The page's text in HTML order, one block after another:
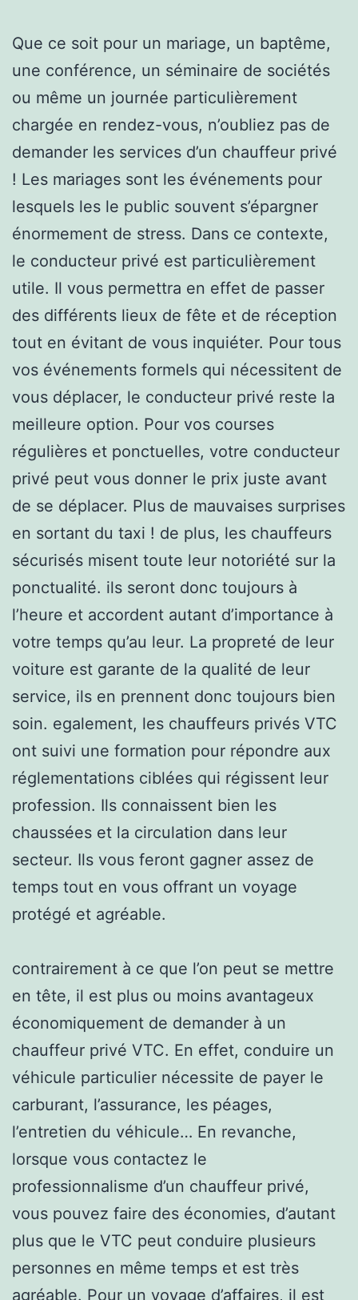
Que ce soit pour un mariage, un baptême,
une conférence, un séminaire de sociétés
ou même un journée particulièrement
chargée en rendez-vous, n’oubliez pas de
demander les services d’un chauffeur privé
! Les mariages sont les événements pour
lesquels les le public souvent s’épargner
énormement de stress. Dans ce contexte,
le conducteur privé est particulièrement
utile. Il vous permettra en effet de passer
des différents lieux de fête et de réception
tout en évitant de vous inquiéter. Pour tous
vos événements formels qui nécessitent de
vous déplacer, le conducteur privé reste la
meilleure option. Pour vos courses
régulières et ponctuelles, votre conducteur
privé peut vous donner le prix juste avant
de se déplacer. Plus de mauvaises surprises
en sortant du taxi ! de plus, les chauffeurs
sécurisés misent toute leur notoriété sur la
ponctualité. ils seront donc toujours à
l’heure et accordent autant d’importance à
votre temps qu’au leur. La propreté de leur
voiture est garante de la qualité de leur
service, ils en prennent donc toujours bien
soin. egalement, les chauffeurs privés VTC
ont suivi une formation pour répondre aux
réglementations ciblées qui régissent leur
profession. Ils connaissent bien les
chaussées et la circulation dans leur
secteur. Ils vous feront gagner assez de
temps tout en vous offrant un voyage
protégé et agréable.
contrairement à ce que l’on peut se mettre
en tête, il est plus ou moins avantageux
économiquement de demander à un
chauffeur privé VTC. En effet, conduire un
véhicule particulier nécessite de payer le
carburant, l’assurance, les péages,
l’entretien du véhicule… En revanche,
lorsque vous contactez le
professionnalisme d’un chauffeur privé,
vous pouvez faire des économies, d’autant
plus que le VTC peut conduire plusieurs
personnes en même temps et est très
agréable. Pour un voyage d’affaires, il est